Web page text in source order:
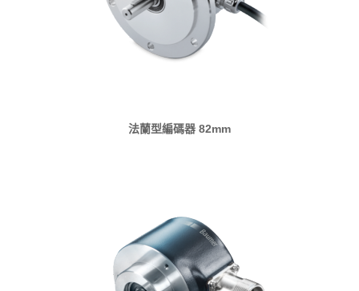
法蘭型編碼器 82mm